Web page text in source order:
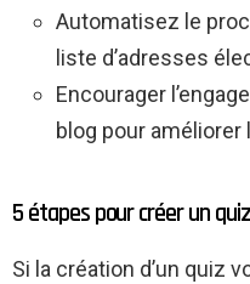
Automatisez le
liste d’adresses
Encourager
blog pour
5 étapes pour créer un
Si la création d’un quiz